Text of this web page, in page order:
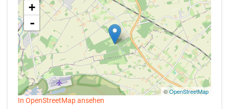
+
-
©OpenStreetMap
In OpenStreetMap ansehen